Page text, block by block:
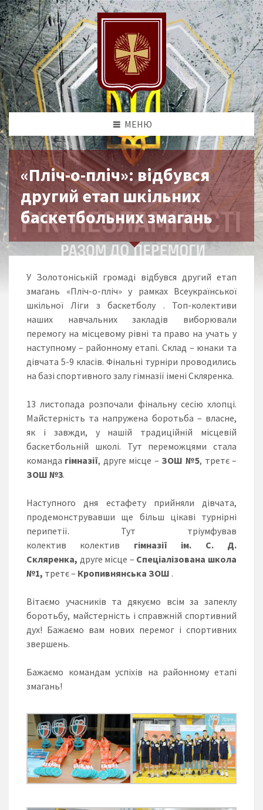
МЕНЮ
«Пліч-о-пліч»: відбувся
другий етап шкільних
баскетбольних змагань
У Золотоніській громаді відбувся другий етап
змагань «Пліч-о-пліч» у рамках Всеукраїнської
шкільної Ліги з баскетболу . Топ-колективи
наших навчальних закладів виборювали
перемогу на місцевому рівні та право на учать у
наступному – районному етапі. Склад – юнаки та
дівчата 5-9 класів. Фінальні турніри проводились
на базі спортивного залу гімназії імені Скляренка.
13 листопада розпочали фінальну сесію хлопці.
Майстерність та напружена боротьба – власне,
як і завжди, у нашій традиційній місцевій
баскетбольній школі. Тут переможцями стала
команда гімназії, друге місце – ЗОШ №5, третє –
ЗОШ №3.
Наступного дня естафету прийняли дівчата,
продемонструвавши ще більш цікаві турнірні
перипетії. Тут тріумфував
колектив колектив гімназії ім. С. Д.
Скляренка, друге місце – Спеціалізована школа
№1, третє – Кропивнянська ЗОШ .
Вітаємо учасників та дякуємо всім за запеклу
боротьбу, майстерність і справжній спортивний
дух! Бажаємо вам нових перемог і спортивних
звершень.
Бажаємо командам успіхів на районному етапі
змагань!